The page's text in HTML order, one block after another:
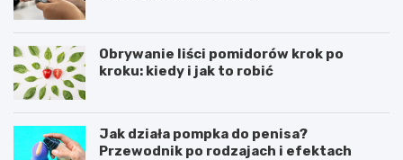
Obrywanie liści pomidorów krok po
kroku: kiedy i jak to robić
Jak działa pompka do penisa?
Przewodnik po rodzajach i efektach